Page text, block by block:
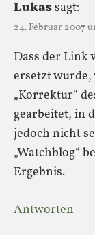
Lukassagt:
24. Februar 2007
Dass der Link
ersetzt
„Korrektur“
gearbeitet, in
jedoch nicht
„Watchblog“
Ergebnis.
Antworten